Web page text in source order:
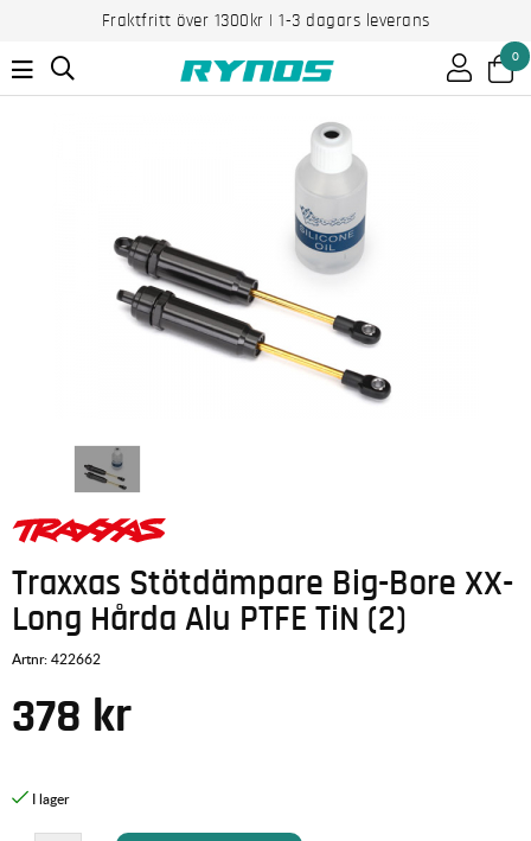
Fraktfritt över 1300kr | 1-3 dagars leverans
0
Traxxas Stötdämpare Big-Bore XX-
Long Hårda Alu PTFE TiN (2)
Artnr:422662
378 kr